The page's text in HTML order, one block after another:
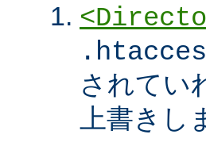
されてい
上書きし